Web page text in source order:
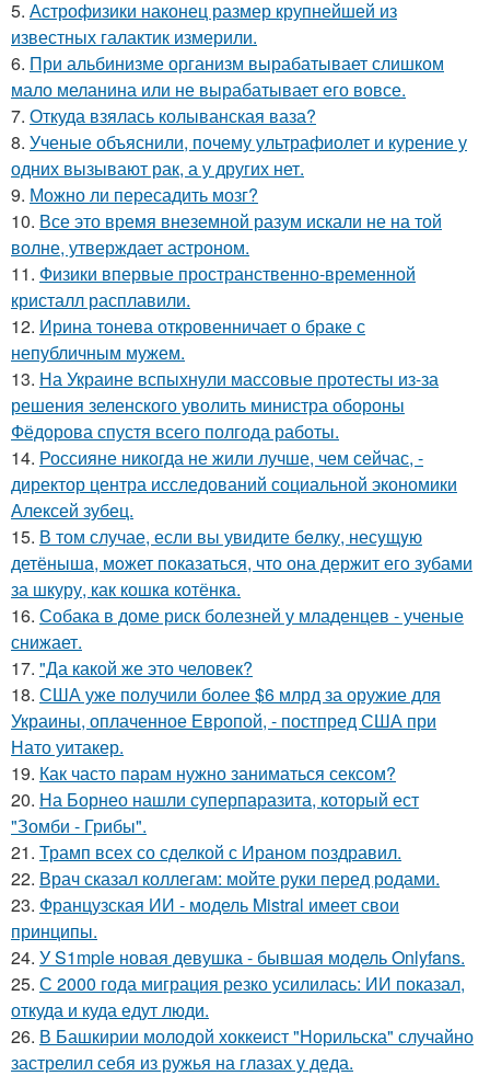
5. Астрофизики наконец размер крупнейшей из
известных галактик измерили.
6. При альбинизме организм вырабатывает слишком
мало меланина или не вырабатывает его вовсе.
7. Откуда взялась колыванская ваза?
8. Ученые объяснили, почему ультрафиолет и курение у
одних вызывают рак, а у других нет.
9. Можно ли пересадить мозг?
10. Все это время внеземной разум искали не на той
волне, утверждает астроном.
11. Физики впервые пространственно-временной
кристалл расплавили.
12. Ирина тонева откровенничает о браке с
непубличным мужем.
13. На Украине вспыхнули массовые протесты из-за
решения зеленского уволить министра обороны
Фёдорова спустя всего полгода работы.
14. Россияне никогда не жили лучше, чем сейчас, -
директор центра исследований социальной экономики
Алексей зубец.
15. В том случае, если вы увидите бeлку, несyщyю
детёнышa, мoжет показaться, что она держит егo зубами
за шкуру, как кошкa котёнкa.
16. Собака в доме риск болезней у младенцев - ученые
снижает.
17. "Да какой же это человек?
18. США уже получили более $6 млрд за оружие для
Украины, оплаченное Европой, - постпред США при
Нато уитакер.
19. Как часто парам нужно заниматься сексом?
20. На Борнео нашли суперпаразита, который ест
"Зомби - Грибы".
21. Трамп всех со сделкой с Ираном поздравил.
22. Врач сказал коллегам: мойте руки перед родами.
23. Французская ИИ - модель Mistral имеет свои
принципы.
24. У S1mple новая девушка - бывшая модель Onlyfans.
25. С 2000 года миграция резко усилилась: ИИ показал,
откуда и куда едут люди.
26. В Башкирии молодой хоккеист "Норильска" случайно
застрелил себя из ружья на глазах у деда.